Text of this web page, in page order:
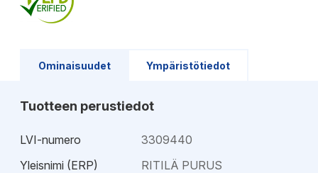
Ominaisuudet Ympäristötiedot
Tuotteen perustiedot
LVI-numero
3309440
Yleisnimi (ERP)
RITILÄ PURUS